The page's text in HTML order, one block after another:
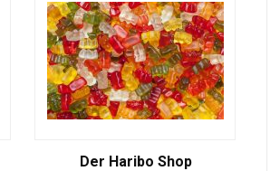
Der Haribo Shop